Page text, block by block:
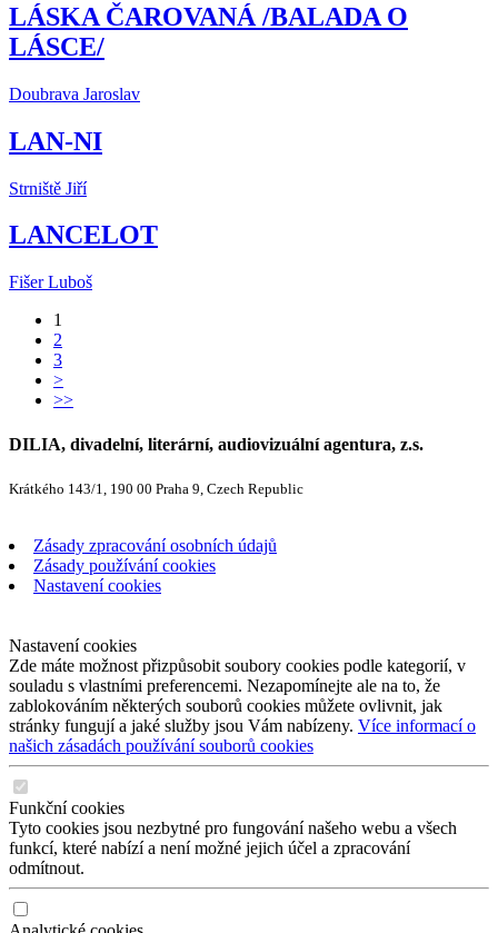
LÁSKA ČAROVANÁ /BALADA O
LÁSCE/
Doubrava Jaroslav
LAN-NI
Strniště Jiří
LANCELOT
Fišer Luboš
1
2
3
>
>>
DILIA, divadelní, literární, audiovizuální agentura, z.s.
Krátkého 143/1, 190 00 Praha 9, Czech Republic
Zásady zpracování osobních údajů
Zásady používání cookies
Nastavení cookies
Nastavení cookies
Zde máte možnost přizpůsobit soubory cookies podle kategorií, v
souladu s vlastními preferencemi. Nezapomínejte ale na to, že
zablokováním některých souborů cookies můžete ovlivnit, jak
stránky fungují a jaké služby jsou Vám nabízeny. Více informací o
našich zásadách používání souborů cookies
Funkční cookies
Tyto cookies jsou nezbytné pro fungování našeho webu a všech
funkcí, které nabízí a není možné jejich účel a zpracování
odmítnout.